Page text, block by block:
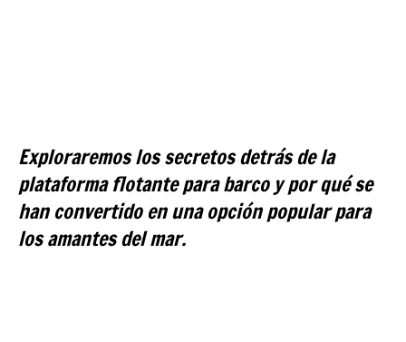
Exploraremos los secretos detrás de la
plataforma flotante para barco y por qué se
han convertido en una opción popular para
los amantes del mar.